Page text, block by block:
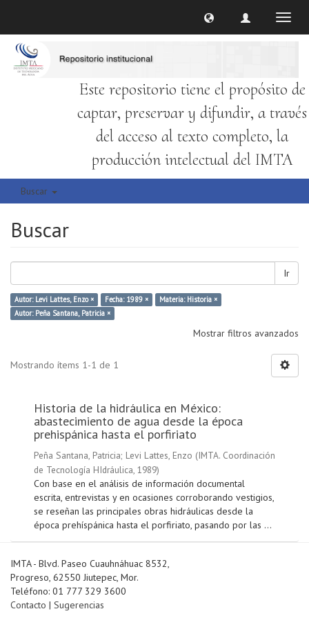
Este repositorio tiene el propósito de
captar, preservar y difundir, a través
del acceso al texto completo, la
producción intelectual del IMTA
Buscar
Buscar
Ir
Autor: Levi Lattes, Enzo × Fecha: 1989 ×
Materia: Historia ×
Autor: Peña Santana, Patricia ×
Mostrar filtros avanzados
Mostrando ítems 1-1 de 1
Historia de la hidráulica en México:
abastecimiento de agua desde la época
prehispánica hasta el porfiriato
Peña Santana, Patricia; Levi Lattes, Enzo (IMTA. Coordinación
de Tecnología HIdráulica, 1989)
Con base en el análisis de información documental
escrita, entrevistas y en ocasiones corroborando vestigios,
se reseñan las principales obras hidráulicas desde la
época prehíspánica hasta el porfiriato, pasando por las ...
IMTA - Blvd. Paseo Cuauhnáhuac 8532,
Progreso, 62550 Jiutepec, Mor.
Teléfono: 01 777 329 3600
Contacto | Sugerencias